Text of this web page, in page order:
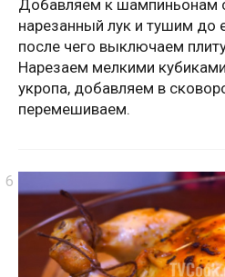
Добавляем к шампиньонам
нарезанный лук и тушим до
после чего выключаем
Нарезаем мелкими
укропа, добавляем в
перемешиваем.